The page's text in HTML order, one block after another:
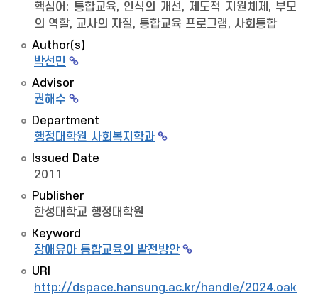
핵심어: 통합교육, 인식의 개선, 제도적 지원체제, 부모
의 역할, 교사의 자질, 통합교육 프로그램, 사회통합
Author(s)
박선민
Advisor
권해수
Department
행정대학원 사회복지학과
Issued Date
2011
Publisher
한성대학교 행정대학원
Keyword
장애유아 통합교육의 발전방안
URI
http://dspace.hansung.ac.kr/handle/2024.oak/